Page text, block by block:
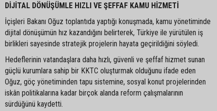
DİJİTAL DÖNÜŞÜMLE HIZLI VE ŞEFFAF KAMU HİZMETİ
İçişleri Bakanı Oğuz toplantıda yaptığı konuşmada, kamu yönetiminde
dijital dönüşümün hız kazandığını belirterek, Türkiye ile yürütülen iş
birlikleri sayesinde stratejik projelerin hayata geçirildiğini söyledi.
Hedeflerinin vatandaşlara daha hızlı, güvenli ve şeffaf hizmet sunan
güçlü kurumlara sahip bir KKTC oluşturmak olduğunu ifade eden
Oğuz, göç yönetiminden tapu sistemine, sosyal konut projelerinden
iskân politikalarına kadar birçok alanda reform çalışmalarının
sürdüğünü kaydetti.